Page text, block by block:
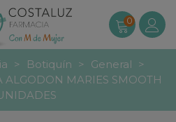
0
> Botiquín > General >
ALGODON MARIES SMOOTH